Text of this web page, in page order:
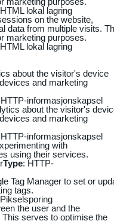
lokal lagring
on the website,
data from multiple visits.
marketing purposes.
lokal lagring
about the visitor's device
and marketing
informasjonskapsel
about the visitor's
and marketing
informasjonskapsel
with
using their services.
Type: HTTP-
Tag Manager to set or
tags.
the user and the
serves to optimise the